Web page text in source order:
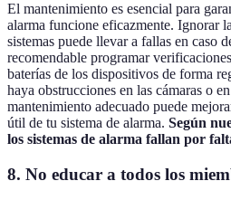
El mantenimiento es esencial para
alarma funcione eficazmente. Ignorar
sistemas puede llevar a fallas en caso
recomendable programar
baterías de los dispositivos de forma
haya obstrucciones en las cámaras o
mantenimiento adecuado puede
útil de tu sistema de alarma. Según
los sistemas de alarma fallan por
8. No educar a todos los